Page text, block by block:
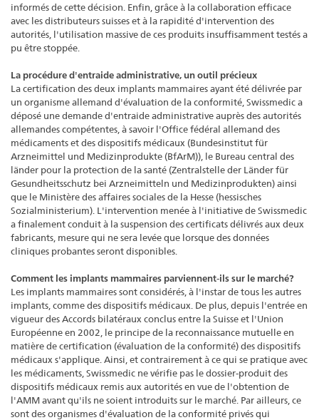
informés de cette décision. Enfin, grâce à la collaboration efficace
avec les distributeurs suisses et à la rapidité d'intervention des
autorités, l'utilisation massive de ces produits insuffisamment testés a
pu être stoppée.
La procédure d'entraide administrative, un outil précieux
La certification des deux implants mammaires ayant été délivrée par
un organisme allemand d'évaluation de la conformité, Swissmedic a
déposé une demande d'entraide administrative auprès des autorités
allemandes compétentes, à savoir l'Office fédéral allemand des
médicaments et des dispositifs médicaux (Bundesinstitut für
Arzneimittel und Medizinprodukte (BfArM)), le Bureau central des
länder pour la protection de la santé (Zentralstelle der Länder für
Gesundheitsschutz bei Arzneimitteln und Medizinprodukten) ainsi
que le Ministère des affaires sociales de la Hesse (hessisches
Sozialministerium). L'intervention menée à l'initiative de Swissmedic
a finalement conduit à la suspension des certificats délivrés aux deux
fabricants, mesure qui ne sera levée que lorsque des données
cliniques probantes seront disponibles.
Comment les implants mammaires parviennent-ils sur le marché?
Les implants mammaires sont considérés, à l'instar de tous les autres
implants, comme des dispositifs médicaux. De plus, depuis l'entrée en
vigueur des Accords bilatéraux conclus entre la Suisse et l'Union
Européenne en 2002, le principe de la reconnaissance mutuelle en
matière de certification (évaluation de la conformité) des dispositifs
médicaux s'applique. Ainsi, et contrairement à ce qui se pratique avec
les médicaments, Swissmedic ne vérifie pas le dossier-produit des
dispositifs médicaux remis aux autorités en vue de l'obtention de
l'AMM avant qu'ils ne soient introduits sur le marché. Par ailleurs, ce
sont des organismes d'évaluation de la conformité privés qui